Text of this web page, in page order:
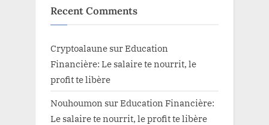
Recent Comments
Cryptoalaune surEducation
Financière: Le salaire te nourrit, le
profit te libère
Nouhoumon surEducation Financière:
Le salaire te nourrit, le profit te libère